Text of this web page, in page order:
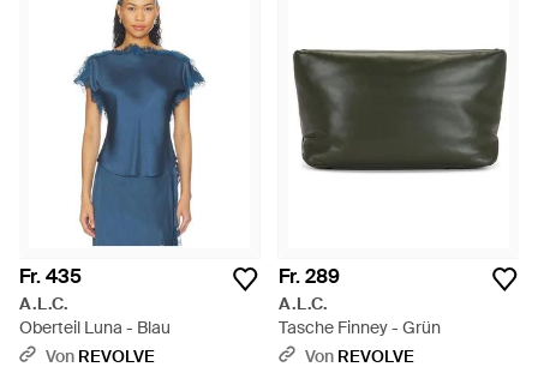
Fr. 435
A.L.C.
Oberteil Luna - Blau
Von REVOLVE
Fr. 289
A.L.C.
Tasche Finney - Grün
Von REVOLVE